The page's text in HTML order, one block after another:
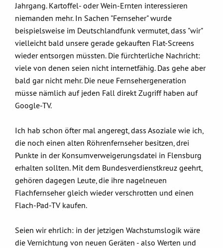
Jahrgang. Kartoffel- oder Wein-Ernten interessieren
niemanden mehr. In Sachen "Fernseher" wurde
beispielsweise im Deutschlandfunk vermutet, dass "wir"
vielleicht bald unsere gerade gekauften Flat-Screens
wieder entsorgen müssten. Die fürchterliche Nachricht:
viele von denen seien nicht internetfähig. Das gehe aber
bald gar nicht mehr. Die neue Fernsehergeneration
müsse nämlich auf jeden Fall direkt Zugriff haben auf
Google-TV.
Ich hab schon öfter mal angeregt, dass Asoziale wie ich,
die noch einen alten Röhrenfernseher besitzen, drei
Punkte in der Konsumverweigerungsdatei in Flensburg
erhalten sollten. Mit dem Bundesverdienstkreuz geehrt,
gehören dagegen Leute, die ihre nagelneuen
Flachfernseher gleich wieder verschrotten und einen
Flach-Pad-TV kaufen.
Seien wir ehrlich: in der jetzigen Wachstumslogik wäre
die Vernichtung von neuen Geräten - also Werten und